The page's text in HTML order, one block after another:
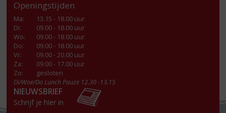
Openingstijden
Ma:
13.15 - 18.00 uur
Di:
09.00 - 18.00 uur
Wo:
09.00 - 18.00 uur
Do:
09.00 - 18.00 uur
Vr:
09.00 - 20.00 uur
Za:
09.00 - 17.00 uur
Zo:
gesloten
Di/Woe/Do Lunch Pauze 12.30 -13.15
NIEUWSBRIEF
Schrijf je hier in